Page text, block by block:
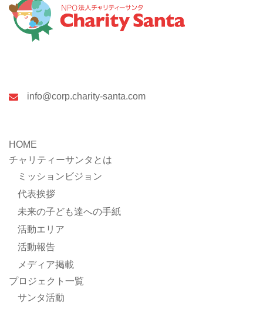
info@corp.charity-santa.com
HOME
チャリティーサンタとは
ミッションビジョン
代表挨拶
未来の子ども達への手紙
活動エリア
活動報告
メディア掲載
プロジェクト一覧
サンタ活動